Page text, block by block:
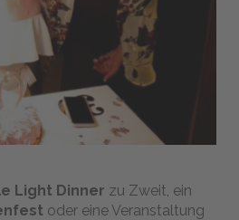
Light Dinner zu Zweit, ein
oder eine Veranstaltung